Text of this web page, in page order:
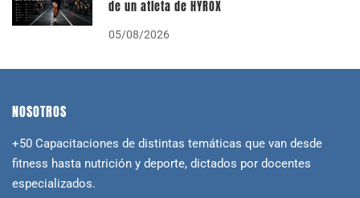
de un atleta de HYROX
05/08/2026
NOSOTROS
+50 Capacitaciones de distintas temáticas que van desde
fitness hasta nutrición y deporte, dictados por docentes
especializados.